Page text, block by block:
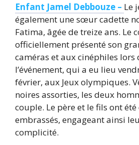
Enfant Jamel Debbouze – Le
également une sœur cadette
Fatima, âgée de treize ans. Le
officiellement présenté son
caméras et aux cinéphiles
l’événement, qui a eu lieu
février, aux Jeux olympiques.
noires assorties, les deux
couple. Le père et le fils ont
embrassés, engageant ainsi
complicité.